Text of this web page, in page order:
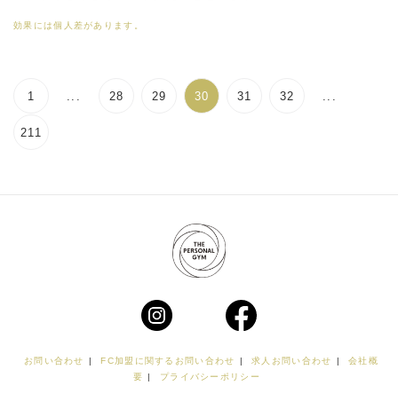
効果には個人差があります。
1 ... 28 29 30 31 32 ...
211
お問い合わせ | FC加盟に関するお問い合わせ | 求人お問い合わせ |
会社概
要 | プライバシーポリシー